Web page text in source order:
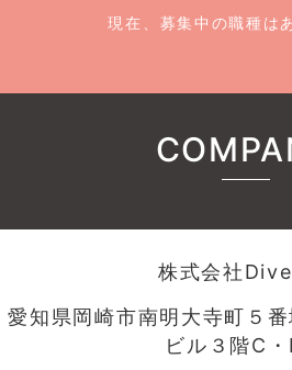
現在、募集中の職種は
株式会社
愛知県岡崎市南明大寺町５
ビル３階C